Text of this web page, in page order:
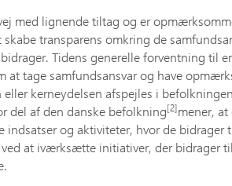
med lignende tiltag og er
transparens omkring de
Tidens generelle forventning til
at tage samfundsansvar og have
eller kerneydelsen afspejles i
del af den danske befolkning[2]mener,
indsatser og aktiviteter, hvor de
at iværksætte initiativer, der bidrager